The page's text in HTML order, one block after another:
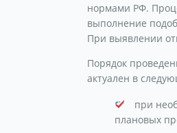
нормами РФ.
выполнение
При выявлении
Порядок
актуален в
при
плановых